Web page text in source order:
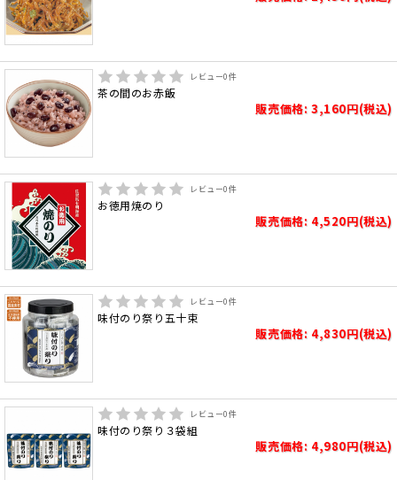
レビュー0件
茶の間のお赤飯
販売価格: 3,160円(税込)
レビュー0件
お徳用焼のり
販売価格: 4,520円(税込)
レビュー0件
味付のり祭り五十束
販売価格: 4,830円(税込)
レビュー0件
味付のり祭り３袋組
販売価格: 4,980円(税込)